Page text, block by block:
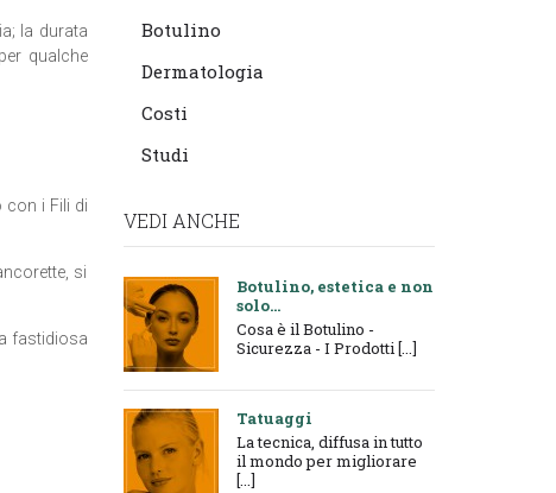
la durata
qualche
con i Fili di
si
fastidiosa
Botulino
Dermatologia
Costi
Studi
VEDI ANCHE
Botulino, estetica e non
solo...
Cosa è il Botulino -
Sicurezza - I Prodotti [...]
Tatuaggi
La tecnica, diffusa in tutto
il mondo per migliorare
[...]